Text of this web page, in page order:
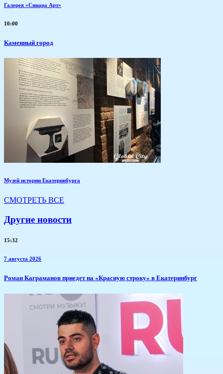
Галерея «Синара Арт»
10:00
Каменный город
Музей истории Екатеринбурга
СМОТРЕТЬ ВСЕ
Другие новости
15:32
7 августа 2026
​Роман Каграманов приедет на «Красную строку» в Екатеринбург